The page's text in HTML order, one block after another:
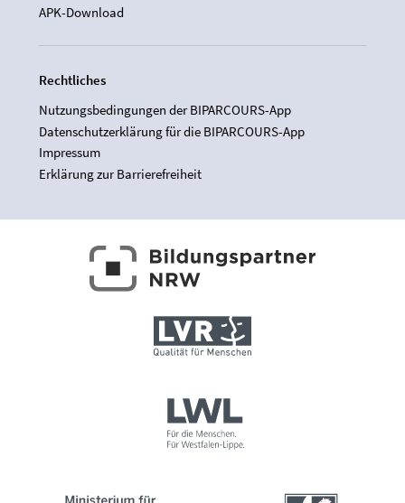
APK-Download
Rechtliches
Nutzungsbedingungen der BIPARCOURS-App
Datenschutzerklärung für die BIPARCOURS-App
Impressum
Erklärung zur Barrierefreiheit